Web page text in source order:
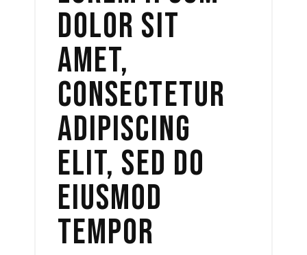
DOLOR SIT
AMET,
CONSECTETUR
ADIPISCING
ELIT, SED DO
EIUSMOD
TEMPOR